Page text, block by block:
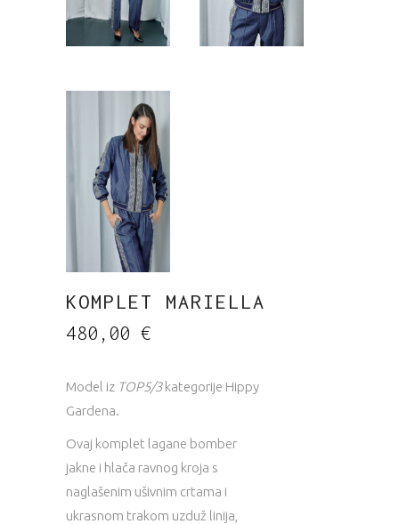
KOMPLET MARIELLA
480,00 €
Model iz TOP5/3 kategorije Hippy
Gardena.
Ovaj komplet lagane bomber
jakne i hlača ravnog kroja s
naglašenim ušivnim crtama i
ukrasnom trakom uzduž linija,